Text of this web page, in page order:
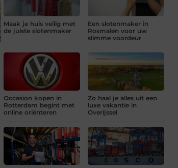
Maak je huis veilig met
de juiste slotenmaker
Een slotenmaker in
Rosmalen voor uw
slimme voordeur
Occasion kopen in
Rotterdam begint met
online oriënteren
Zo haal je alles uit een
luxe vakantie in
Overijssel